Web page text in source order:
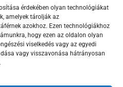
érdekében olyan technológiákat
amelyek tárolják az
azokhoz. Ezen technológiákhoz
hogy ezen az oldalon olyan
viselkedés vagy az egyedi
vagy visszavonása hátrányosan